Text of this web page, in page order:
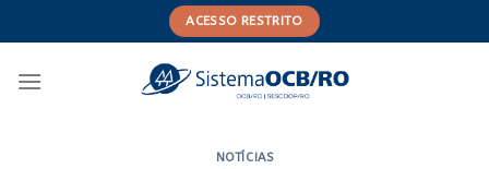
to
ACESSO RESTRITO
NOTÍCIAS